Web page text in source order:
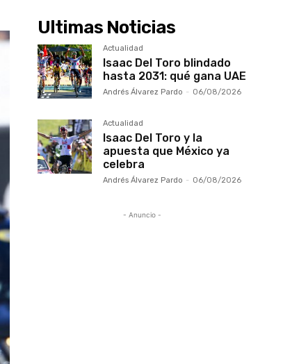
Ultimas Noticias
Actualidad
Isaac Del Toro blindado
hasta 2031: qué gana UAE
Andrés Álvarez Pardo - 06/08/2026
Actualidad
Isaac Del Toro y la
apuesta que México ya
celebra
Andrés Álvarez Pardo - 06/08/2026
- Anuncio -